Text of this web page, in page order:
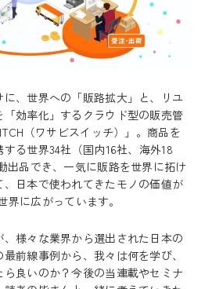
に、世界への「販路拡大」と、リユ
効率化」するクラウド型の販売管
（ワサビスイッチ）」。商品を
る世界34社（国内16社、海外18
出品でき、一気に販路を世界に拓け
日本で使われてきたモノの価値が
界に広がっています。
様々な業界から選出された日本の
前線事例から、我々は何を学び、
良いのか？今後の当連載やセミナ